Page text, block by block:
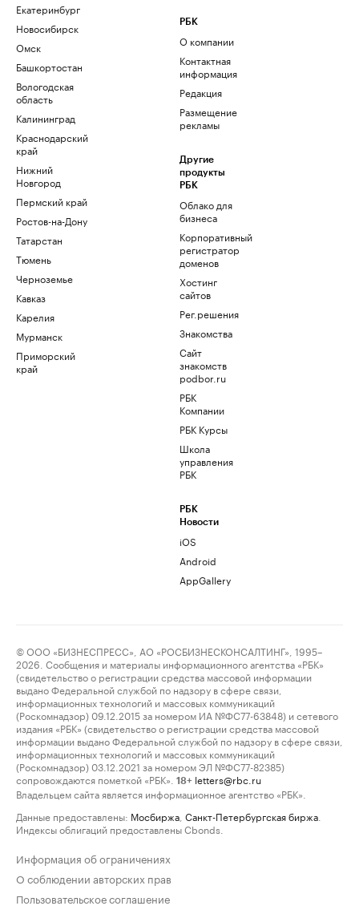
Екатеринбург
Новосибирск
Омск
Башкортостан
Вологодская
область
Калининград
Краснодарский
край
Нижний
Новгород
Пермский край
Ростов-на-Дону
Татарстан
Тюмень
Черноземье
Кавказ
Карелия
Мурманск
Приморский
край
РБК
О компании
Контактная
информация
Редакция
Размещение
рекламы
Другие
продукты
РБК
Облако для
бизнеса
Корпоративный
регистратор
доменов
Хостинг
сайтов
Рег.решения
Знакомства
Сайт
знакомств
podbor.ru
РБК
Компании
РБК Курсы
Школа
управления
РБК
РБК
Новости
iOS
Android
AppGallery
© ООО «БИЗНЕСПРЕСС», АО «РОСБИЗНЕСКОНСАЛТИНГ», 1995–
2026. Сообщения и материалы информационного агентства «РБК»
(свидетельство о регистрации средства массовой информации
выдано Федеральной службой по надзору в сфере связи,
информационных технологий и массовых коммуникаций
(Роскомнадзор) 09.12.2015 за номером ИА №ФС77-63848) и сетевого
издания «РБК» (свидетельство о регистрации средства массовой
информации выдано Федеральной службой по надзору в сфере связи,
информационных технологий и массовых коммуникаций
(Роскомнадзор) 03.12.2021 за номером ЭЛ №ФС77-82385)
сопровождаются пометкой «РБК».
18+ letters@rbc.ru
Владельцем сайта является информационное агентство «РБК».
Данные предоставлены: Мосбиржа Санкт-Петербургская биржа
Индексы облигаций предоставлены Cbonds.
Информация об ограничениях
О соблюдении авторских прав
Пользовательское соглашение